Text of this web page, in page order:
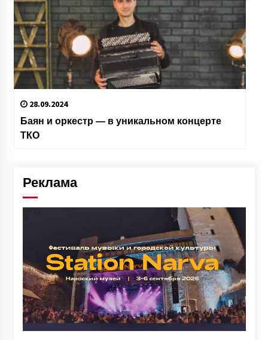
28.09.2024
Баян и оркестр — в уникальном концерте
ТКО
Реклама